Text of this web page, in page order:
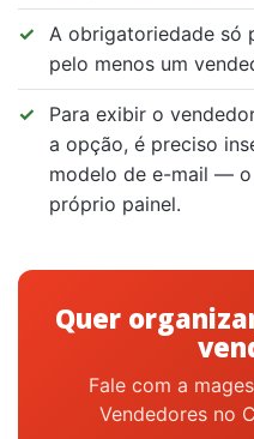
A obrigatoriedade só
pelo menos um
Para exibir o
a opção, é preciso
modelo de e-mail —
próprio painel.
Quer
Fale com a
Vendedores no